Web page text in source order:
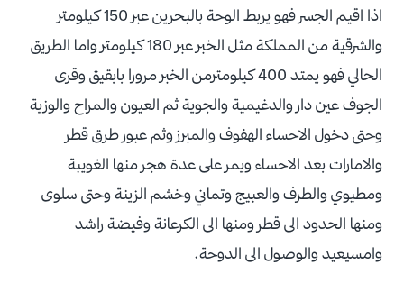
اذا اقيم الجسر فهو يربط الوحة بالبحرين عبر 150 كيلومتر
والشرقية من المملكة مثل الخبر عبر 180 كيلومتر واما الطريق
الحالي فهو يمتد 400 كيلومترمن الخبر مرورا بابقيق وقرى
الجوف عين دار والدغيمية والجوية ثم العيون والمراح والوزية
وحتى دخول الاحساء الهفوف والمبرز وثم عبور طرق قطر
والامارات بعد الاحساء ويمر على عدة هجر منها الغويبة
ومطيوي والطرف والعبيج وتماني وخشم الزينة وحتى سلوى
ومنها الحدود الى قطر ومنها الى الكرعانة وفيضة راشد
وامسيعيد والوصول الى الدوحة.